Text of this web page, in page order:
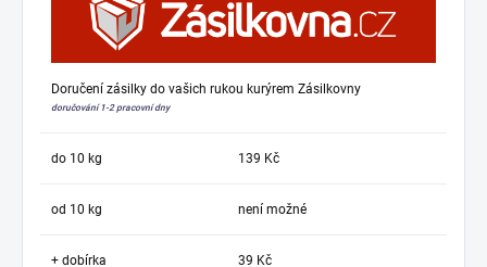
Doručení zásilky do vašich rukou kurýrem Zásilkovny
doručování 1-2 pracovní dny
do 10 kg 139 Kč
od 10 kg není možné
+ dobírka 39 Kč